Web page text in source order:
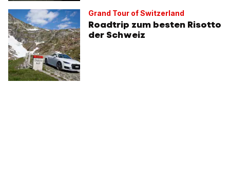
Grand Tour of Switzerland
Roadtrip zum besten Risotto
der Schweiz